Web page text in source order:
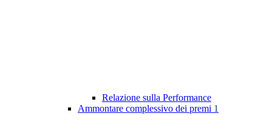
Relazione sulla Performance
Ammontare complessivo dei premi 1